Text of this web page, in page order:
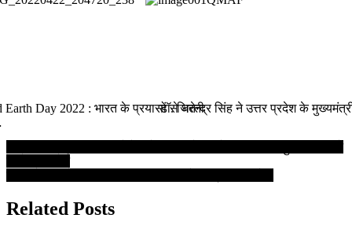
Earth Day 2022 : भारत के प्रयासों से धरतीडॉ. जितेन्द्र सिंह ने उत्तर प्रदेश के
Post
navigation
Related Posts